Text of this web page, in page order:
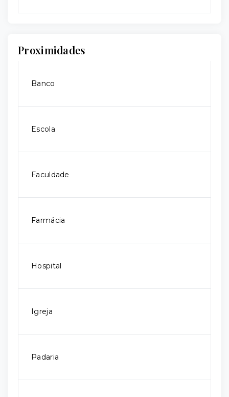
Proximidades
Banco
Escola
Faculdade
Farmácia
Hospital
Igreja
Padaria